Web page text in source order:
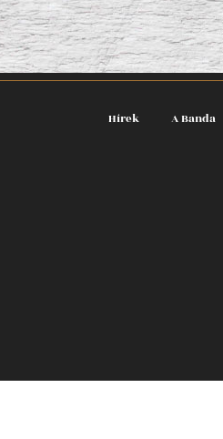
Hírek A Banda